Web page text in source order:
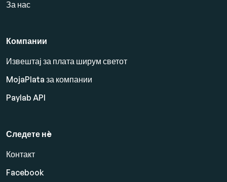
За нас
Компании
Извештај за плата ширум светот
MojaPlata за компании
Paylab API
Следете нè
Контакт
Facebook